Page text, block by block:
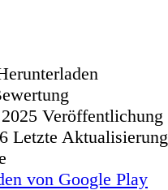
Veröffentlichung
Letzte Aktualisierung
von Google Play